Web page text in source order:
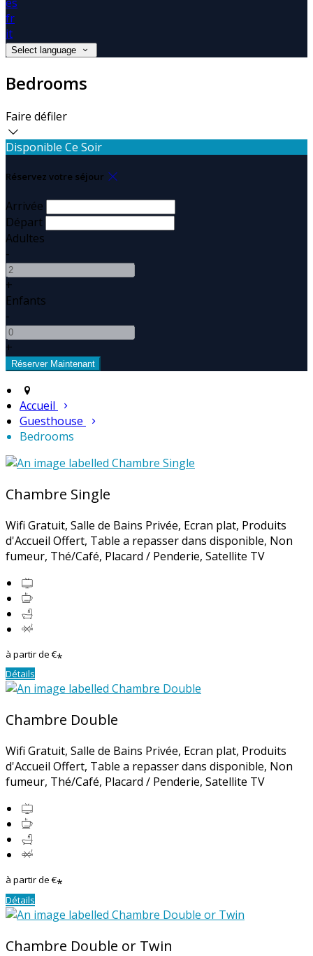
fr
it
Select language
Bedrooms
Faire défiler
Disponible Ce Soir
Réservez votre séjour
Arrivée
Départ
Adultes
-
+
Enfants
-
+
Accueil
Guesthouse
Bedrooms
Chambre Single
Wifi Gratuit, Salle de Bains Privée, Ecran plat, Produits
d'Accueil Offert, Table a repasser dans disponible, Non
fumeur, Thé/Café, Placard / Penderie, Satellite TV
à partir de €*
Détails
Chambre Double
Wifi Gratuit, Salle de Bains Privée, Ecran plat, Produits
d'Accueil Offert, Table a repasser dans disponible, Non
fumeur, Thé/Café, Placard / Penderie, Satellite TV
à partir de €*
Détails
Chambre Double or Twin